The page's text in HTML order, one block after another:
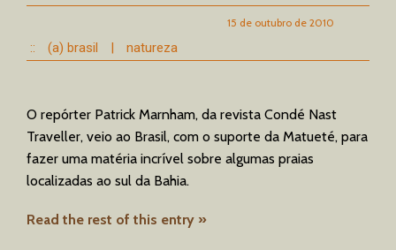
15 de outubro de 2010
:: (a) brasil natureza
O repórter Patrick Marnham, da revista Condé Nast
Traveller, veio ao Brasil, com o suporte da Matueté, para
fazer uma matéria incrível sobre algumas praias
localizadas ao sul da Bahia.
Read the rest of this entry »